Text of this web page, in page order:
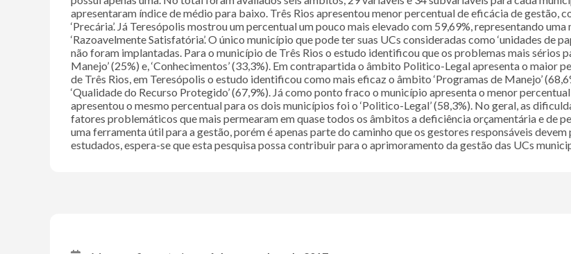
apresentaram índice de médio para baixo. Três Rios apresentou menor percentual de eficácia de gestão,
‘Precária’. Já Teresópolis mostrou um percentual um pouco mais elevado com 59,69%, representando
‘Razoavelmente Satisfatória’. O único município que pode ter suas UCs consideradas como ‘unidades de
não foram implantadas. Para o município de Três Rios o estudo identificou que os problemas mais sérios
Manejo’ (25%) e, ‘Conhecimentos’ (33,3%). Em contrapartida o âmbito Politico-Legal apresenta o maior
de Três Rios, em Teresópolis o estudo identificou como mais eficaz o âmbito ‘Programas de Manejo’
‘Qualidade do Recurso Protegido’ (67,9%). Já como ponto fraco o município apresenta o menor
apresentou o mesmo percentual para os dois municípios foi o ‘Politico-Legal’ (58,3%). No geral, as
fatores problemáticos que mais permearam em quase todos os âmbitos a deficiência orçamentária e de
uma ferramenta útil para a gestão, porém é apenas parte do caminho que os gestores responsáveis
estudados, espera-se que esta pesquisa possa contribuir para o aprimoramento da gestão das UCs